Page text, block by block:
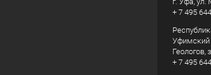
+ 7 495
Уфимский
Геологов,
+ 7 495